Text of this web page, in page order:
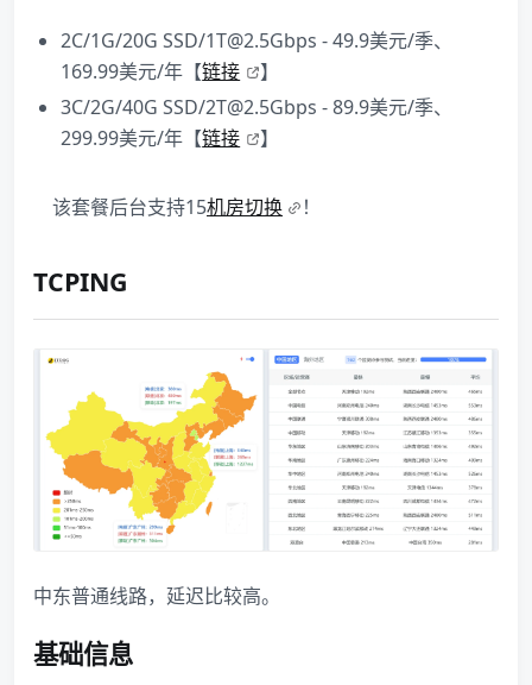
2C/1G/20G SSD/1T@2.5Gbps - 49.9美元/季、
169.99美元/年【链接
】
3C/2G/40G SSD/2T@2.5Gbps - 89.9美元/季、
299.99美元/年【链接 】
该套餐后台支持15机房切换 ！
TCPING
中东普通线路，延迟比较高。
基础信息